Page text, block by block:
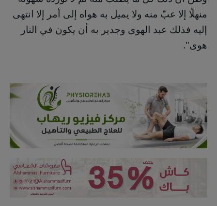
منهلًا إلا عبّ منه ولا يميل به هواه إلى أمر إلا انتهى
إليه فذلك عبد الهوى وجدير به أن يكون في النار
هوى".